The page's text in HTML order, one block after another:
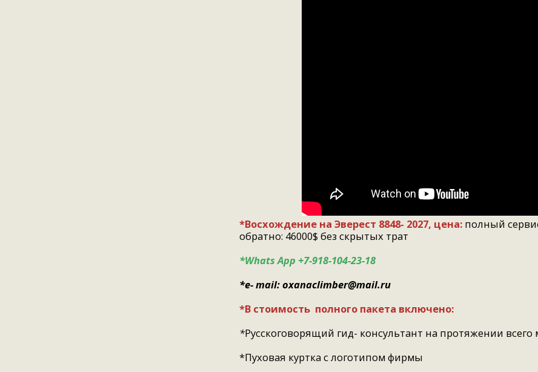
*Восхождение на Эверест 8848- 2027, цена:полный
обратно: 46000$ без скрытых трат
*Whats App +7-918-104-23-18
*e- mail: oxanaclimber@mail.ru
*В стоимость полного пакета включено:
*Русскоговорящий гид- консультант на протяжении всего
*Пуховая куртка с логотипом фирмы